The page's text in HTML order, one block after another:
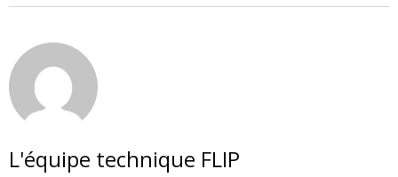
L'équipe technique FLIP